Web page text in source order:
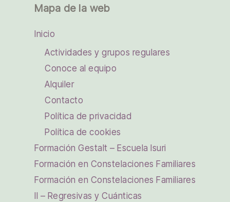
Mapa de la web
Inicio
Actividades y grupos regulares
Conoce al equipo
Alquiler
Contacto
Política de privacidad
Política de cookies
Formación Gestalt – Escuela Isuri
Formación en Constelaciones Familiares
Formación en Constelaciones Familiares
II – Regresivas y Cuánticas